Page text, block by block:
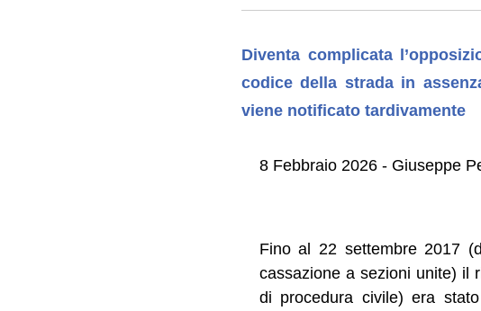
Diventa complicata
codice della strada in
viene notificato tardivamente
8 Febbraio 2026 - Giuseppe
Fino al 22 settembre 2017
cassazione a sezioni unite) il
di procedura civile) era